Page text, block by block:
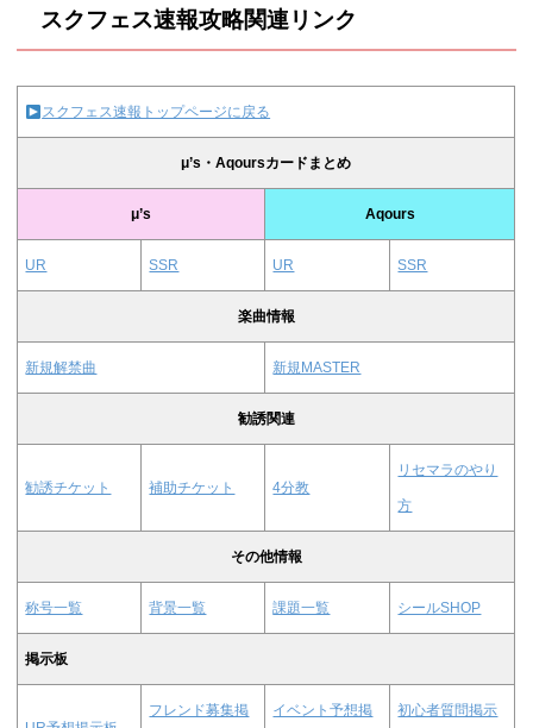
スクフェス速報攻略関連リンク
スクフェス速報トップページに戻る
μ’s・Aqoursカードまとめ
μ’s Aqours
UR SSR UR SSR
楽曲情報
新規解禁曲 新規MASTER
勧誘関連
勧誘チケット 補助チケット 4分教
リセマラのやり
方
その他情報
称号一覧 背景一覧 課題一覧 シールSHOP
掲示板
フレンド募集掲 イベント予想掲 初心者質問掲示